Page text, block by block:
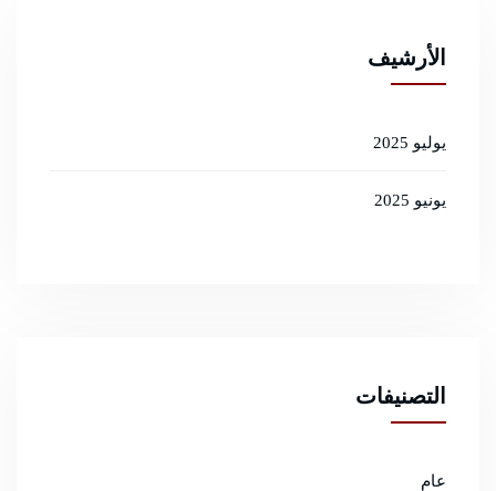
الأرشيف
يوليو 2025
يونيو 2025
التصنيفات
عام